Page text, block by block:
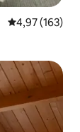
Gemiddelde
4,97 (163)